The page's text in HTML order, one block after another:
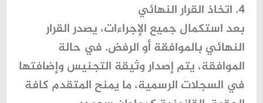
4. اتخاذ القرار النهائي
بعد استكمال جميع الإجراءات، يصدر القرار
النهائي بالموافقة أو الرفض. في حالة
الموافقة، يتم إصدار وثيقة التجنيس وإضافتها
في السجلات الرسمية، ما يمنح المتقدم كافة